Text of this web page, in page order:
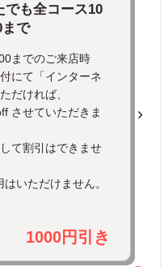
でも全コース10
で
までのご来店時
にて「インターネ
だければ、
させていただきま
て割引はできませ
いただけません。
1000円引き